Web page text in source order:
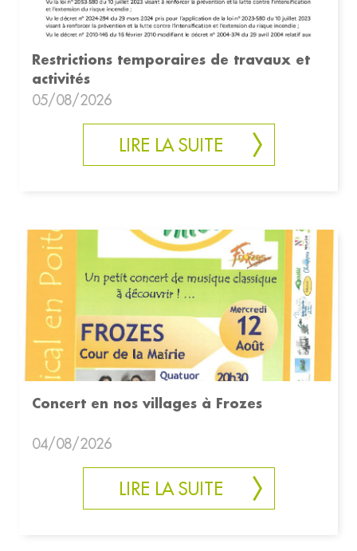
Restrictions temporaires de travaux et
activités
05/08/2026
LIRE LA SUITE
Concert en nos villages à Frozes
04/08/2026
LIRE LA SUITE